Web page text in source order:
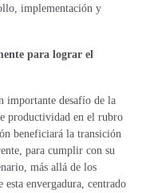
implementación y
para lograr el
importante desafío de la
productividad en el rubro
beneficiará la transición
para cumplir con su
más allá de los
esta envergadura, centrado